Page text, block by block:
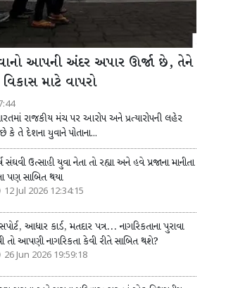
આપની અંદર અપાર ઊર્જા છે, તેને
માટે વાપરો
રાજકીય મંચ પર આરોપ અને પ્રત્યારોપની લહેર
તે દેશના યુવાને પોતાના...
સંઘવી ઉત્સાહી યુવા નેતા તો રહ્યા અને હવે પ્રજાના માનીતા
પણ સાબિત થયા
12 Jul 2026 12:34:15
આધાર કાર્ડ, મતદાર પત્ર... નાગરિકતાના પુરાવા
તો આપણી નાગરિકતા કેવી રીતે સાબિત થશે?
26 Jun 2026 19:59:18